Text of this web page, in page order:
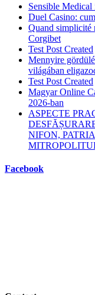
Sensible Medical
Duel Casino:
Quand simplicité
Corgibet
Test Post Created
Mennyire
világában
Test Post Created
Magyar Online
2026-ban
ASPECTE
NIFON,
Facebook